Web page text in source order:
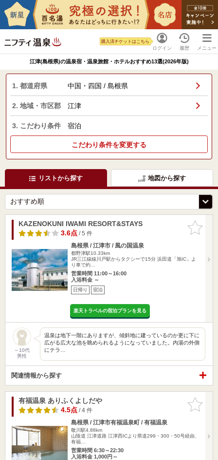
ログイン
購入済チケットはこちら
履歴 メニュー
江津(島根県)の温泉宿・温泉旅館・ホテルおすすめ13選(2026年版)
1. 都道府県 中国・四国 / 島根県
2. 地域・市区郡 江津
3. こだわり条件 宿泊
こだわり条件を変更する
リストから探す 地図から探す
お気に入
りに追加
KAZENOKUNI IWAMI RESORT&STAYS
3.6点/ 5 件
島根県 / 江津市 / 風の国温泉
都野津駅10.33km
JR三江線線川戸駅からタクシーで15分 浜田道「旭IC」よ
り車で約…
営業時間 11:00～16:00
入浴料金 ～
日帰り 宿泊
楽天トラベルの宿泊プランを見る
～10代
男性
温泉は地下一階にありますが、傾斜地に建っているのか更に下に
広がる広大な池を眺められるようになっていました。内湯の外側
にテラ…
関連情報から探す
お気に入
りに追加
有福温泉 ありふくよしだや
4.5点/ 4 件
島根県 / 江津市有福温泉町 / 有福温泉
敬川駅4.88km
山陰道 江津道路 江津西ICより県道299・300・50号経由、
有福…
営業時間 6:30～22:30
入浴料金 1,000円～